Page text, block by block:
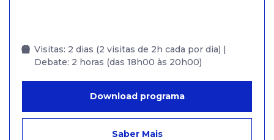
Visitas: 2 dias (2 visitas de 2h cada por dia) |
Debate: 2 horas (das 18h00 às 20h00)
Download programa
Saber Mais